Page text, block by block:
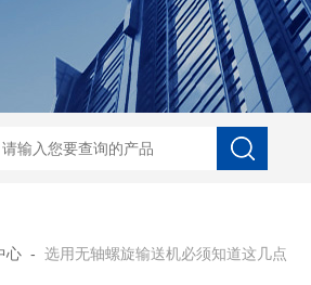
机-潜水搅拌机 JBK型框式搅拌器-潜水搅拌
心 - 选用无轴螺旋输送机必须知道这几点